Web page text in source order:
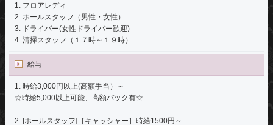
1. フロアレディ
2. ホールスタッフ（男性・女性）
3. ドライバー(女性ドライバー歓迎)
4. 清掃スタッフ（１７時～１９時）
給与
1. 時給3,000円以上(高額手当）～
☆時給5,000以上可能、高額バック有☆
2. [ホールスタッフ]［キャッシャー］時給1500円～